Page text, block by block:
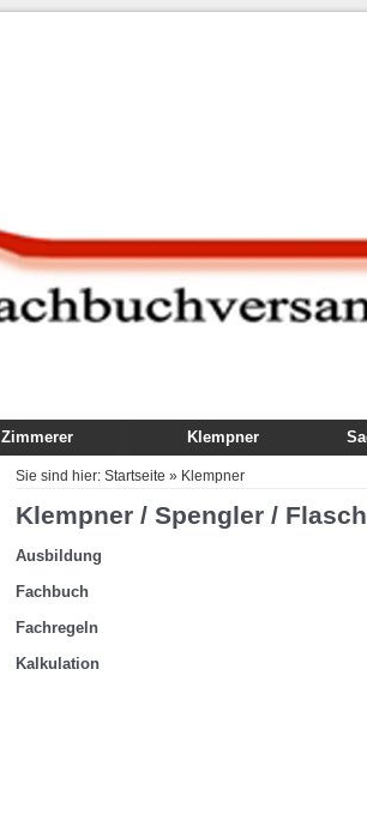
Zimmerer
Fachbuch
Ausbildung
Kalkulation
Fachregeln
Klempner
Fachbuch
Ausbildung
Sie sind hier: Startseite » Klempner
Klempner / Spengler /
Ausbildung
Fachbuch
Fachregeln
Kalkulation